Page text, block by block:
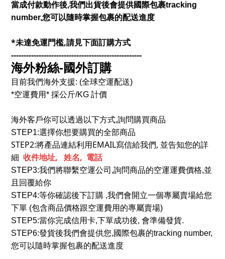
當成付款動作後,我們出貨後會提供國際包裹tracking
number,您可以隨時掌握包裹的配送進度
*未達免運門檻,請見下面訂購方式
----------------------------------------------------
海外粉絲-國外訂購
目前我們海外支援: (全球空運配送)
*空運費用* 採公斤/KG 計價
海外客戶你可以透過以下方式,詢問購買商品
STEP1:選擇你想要購買的全部商品
STEP2:將產品連結利用EMAIL寫信給我們, 並告知您的詳
細 收件地址, 姓名, 電話
STEP3:我們將聯繫空運公司,詢問商品的空運運費價格,並
且回覆給你
STEP4:等你確認後下訂購 ,我們會開立一個專屬賣場給您
下單 (包含商品價格跟空運費用的專屬賣場)
STEP5:當你完成信用卡,下單成功後, 會準備發貨.
STEP6:發貨後我們會提供您,國際包裹的tracking number,
您可以隨時掌握包裹的配送進度